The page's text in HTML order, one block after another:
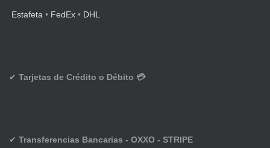
Estafeta • FedEx • DHL
✔ Tarjetas de Crédito o Débito 💳
✔ Transferencias Bancarias - OXXO - STRIPE